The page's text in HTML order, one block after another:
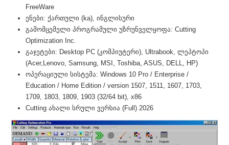
FreeWare
ენები: ქართული (ka), ინგლისური
გამომცემელი პროგრამული უზრუნველყოფა: Cutting
Optimization Inc.
გაჯეტები: Desktop PC (კომპიუტერი), Ultrabook, ლეპტოპი
(Acer,Lenovo, Samsung, MSI, Toshiba, ASUS, DELL, HP)
ოპერაციული სისტემა: Windows 10 Pro / Enterprise /
Education / Home Edition / version 1507, 1511, 1607, 1703,
1709, 1803, 1809, 1903 (32/64 bit), x86
Cutting ახალი სრული ვერსია (Full) 2026